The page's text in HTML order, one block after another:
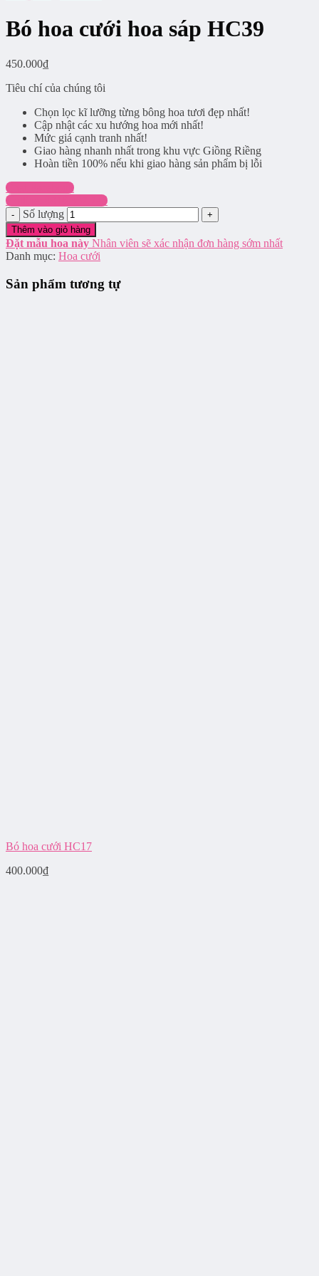
Bó hoa cưới hoa sáp HC39
450.000₫
Tiêu chí của chúng tôi
Chọn lọc kĩ lưỡng từng bông hoa tươi đẹp nhất!
Cập nhật các xu hướng hoa mới nhất!
Mức giá cạnh tranh nhất!
Giao hàng nhanh nhất trong khu vực Giồng Riềng
Hoàn tiền 100% nếu khi giao hàng sản phẩm bị lỗi
Chat Facebook
Hotline: 0916.337.745
Số lượng
Thêm vào giỏ hàng
Đặt mẫu hoa này Nhân viên sẽ xác nhận đơn hàng sớm nhất
Danh mục: Hoa cưới
Sản phẩm tương tự
Bó hoa cưới HC17
400.000₫